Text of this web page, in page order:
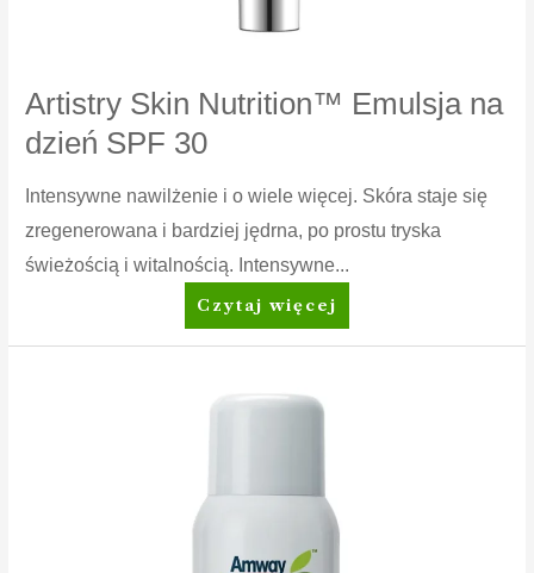
Artistry Skin Nutrition™ Emulsja na
dzień SPF 30
Intensywne nawilżenie i o wiele więcej. Skóra staje się
zregenerowana i bardziej jędrna, po prostu tryska
świeżością i witalnością. Intensywne...
Artistry
Skin
30
Czytaj więcej